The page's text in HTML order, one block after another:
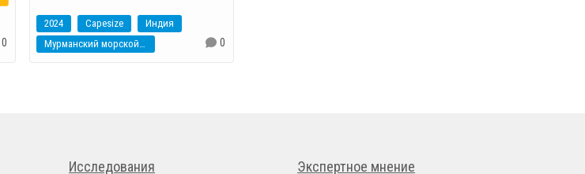
0
2024 Capesize
Индия
Мурманский морской торговый порт
0
Исследования Экспертное мнение